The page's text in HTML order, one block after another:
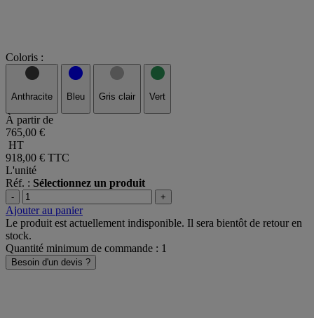
Coloris :
À partir de
765,00 €
HT
918,00 €
L'unité
Réf. :Sélectionnez un produit
-
Ajouter au panier
Le produit est actuellement indisponible. Il sera bientôt de retour en
stock.
Quantité minimum de commande : 1